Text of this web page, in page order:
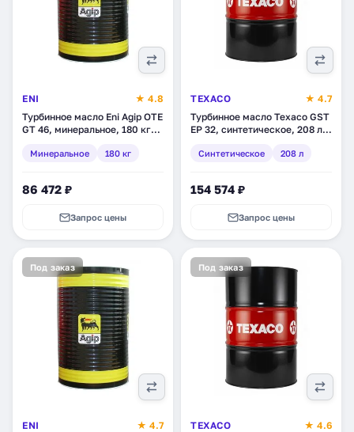
ENI
★ 4.8
Турбинное масло Eni Agip OTE
GT 46, минеральное, 180 кг
Минеральное 180 кг
86 472 ₽
Запрос цены
TEXACO
★ 4.7
Турбинное масло Texaco GST
EP 32, синтетическое, 208 л
Синтетическое 208 л
154 574 ₽
Запрос цены
Под заказ
ENI
★ 4.7
Под заказ
TEXACO
★ 4.6